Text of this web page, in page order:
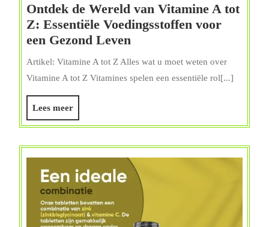
Ontdek de Wereld van Vitamine A tot
Z: Essentiële Voedingsstoffen voor
een Gezond Leven
van
tot
Z:
Essentiële
Voedingsstoffen
voor
een
Artikel: Vitamine A tot Z Alles wat u moet weten over
Vitamine A tot Z Vitamines spelen een essentiële rol[...]
Lees meerLees
meer